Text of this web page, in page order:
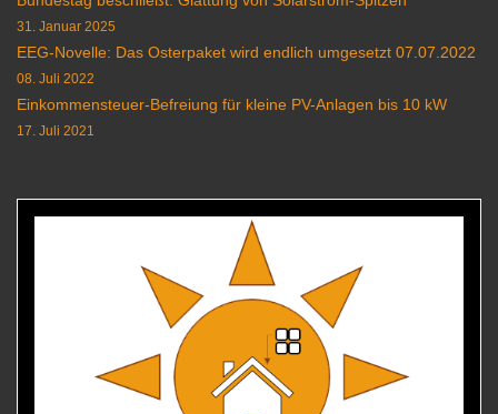
31. Januar 2025
EEG-Novelle: Das Osterpaket wird endlich umgesetzt 07.07.2022
08. Juli 2022
Einkommensteuer-Befreiung für kleine PV-Anlagen bis 10 kW
17. Juli 2021